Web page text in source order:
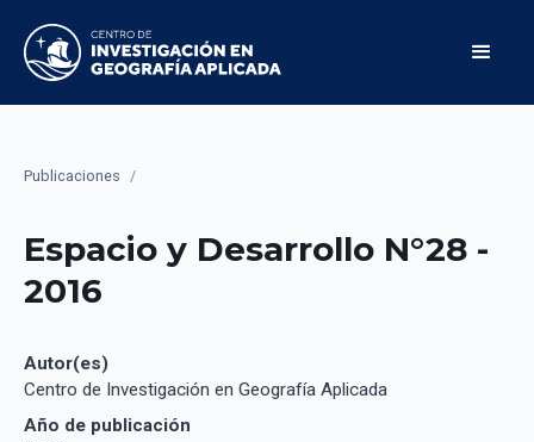
Publicaciones /
Espacio y Desarrollo N°28 -
2016
Autor(es)
Centro de Investigación en Geografía Aplicada
Año de publicación